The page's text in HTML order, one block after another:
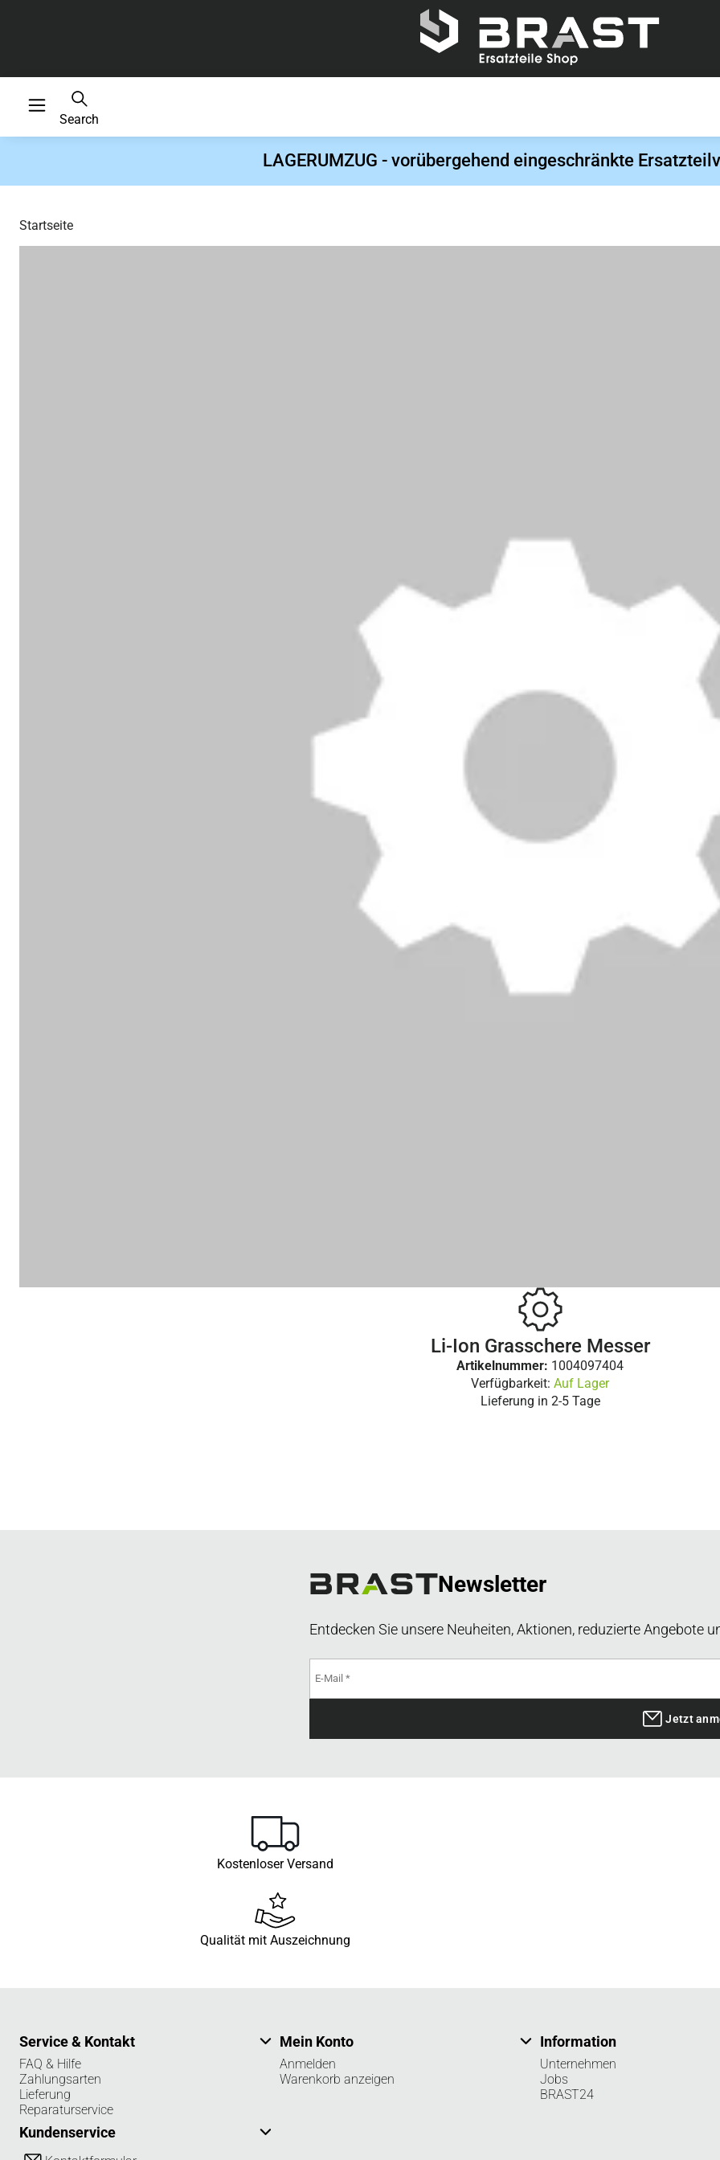
Search
LAGERUMZUG - vorübergehend eingeschränkte
Startseite
Li-Ion Grasschere Messer
Artikelnummer: 1004097404
Verfügbarkeit: Auf Lager
Lieferung in 2-5 Tage
Newsletter
Entdecken Sie unsere Neuheiten, Aktionen, reduzierte Angebote
Jetzt
Kostenloser Versand
Qualität mit Auszeichnung
Service & Kontakt
FAQ & Hilfe
Zahlungsarten
Lieferung
Reparaturservice
Kundenservice
Mein Konto
Anmelden
Warenkorb anzeigen
Information
Unternehmen
Jobs
BRAST24